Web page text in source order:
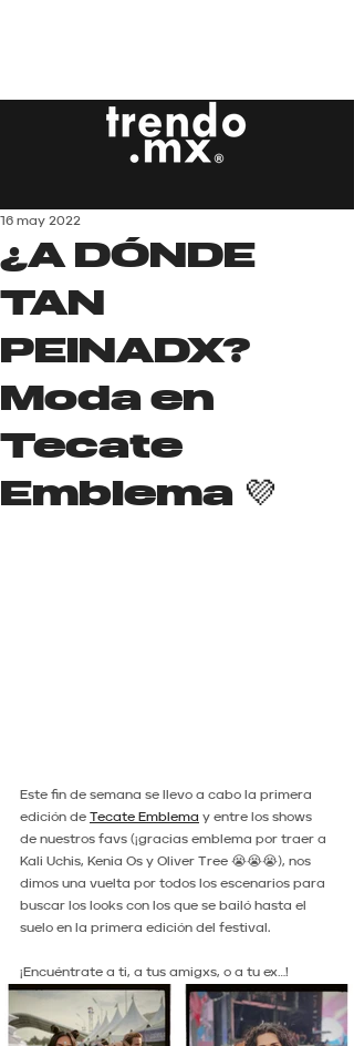
¿A DÓNDE
TAN
PEINADX?
Moda en
Tecate
Emblema 💜
16 may 2022
Este fin de semana se llevo a cabo la primera
edición de Tecate Emblema y entre los shows
de nuestros favs (¡gracias emblema por traer a
Kali Uchis, Kenia Os y Oliver Tree 😭😭😭), nos
dimos una vuelta por todos los escenarios para
buscar los looks con los que se bailó hasta el
suelo en la primera edición del festival.
¡Encuéntrate a ti, a tus amigxs, o a tu ex…!